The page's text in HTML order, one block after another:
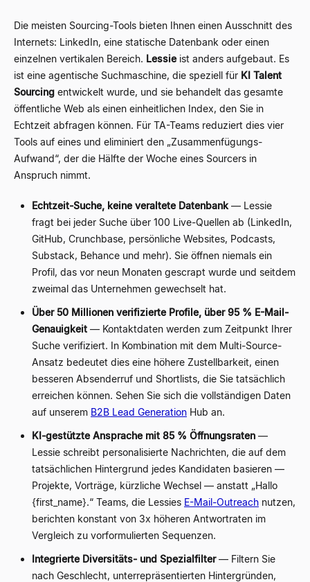
Die meisten Sourcing-Tools bieten Ihnen einen Ausschnitt des
Internets: LinkedIn, eine statische Datenbank oder einen
einzelnen vertikalen Bereich. Lessieist anders aufgebaut. Es
ist eine agentische Suchmaschine, die speziell für KI Talent
Sourcing entwickelt wurde, und sie behandelt das gesamte
öffentliche Web als einen einheitlichen Index, den Sie in
Echtzeit abfragen können. Für TA-Teams reduziert dies vier
Tools auf eines und eliminiert den „Zusammenfügungs-
Aufwand“, der die Hälfte der Woche eines Sourcers in
Anspruch nimmt.
Echtzeit-Suche, keine veraltete Datenbank — Lessie
fragt bei jeder Suche über 100 Live-Quellen ab (LinkedIn,
GitHub, Crunchbase, persönliche Websites, Podcasts,
Substack, Behance und mehr). Sie öffnen niemals ein
Profil, das vor neun Monaten gescrapt wurde und seitdem
zweimal das Unternehmen gewechselt hat.
Über 50 Millionen verifizierte Profile, über 95 % E-Mail-
Genauigkeit — Kontaktdaten werden zum Zeitpunkt Ihrer
Suche verifiziert. In Kombination mit dem Multi-Source-
Ansatz bedeutet dies eine höhere Zustellbarkeit, einen
besseren Absenderruf und Shortlists, die Sie tatsächlich
erreichen können. Sehen Sie sich die vollständigen Daten
auf unserem B2B Lead Generation Hub an.
KI-gestützte Ansprache mit 85 % Öffnungsraten —
Lessie schreibt personalisierte Nachrichten, die auf dem
tatsächlichen Hintergrund jedes Kandidaten basieren —
Projekte, Vorträge, kürzliche Wechsel — anstatt „Hallo
{first_name}.“ Teams, die Lessies E-Mail-Outreach nutzen,
berichten konstant von 3x höheren Antwortraten im
Vergleich zu vorformulierten Sequenzen.
Integrierte Diversitäts- und Spezialfilter— Filtern Sie
nach Geschlecht, unterrepräsentierten Hintergründen,